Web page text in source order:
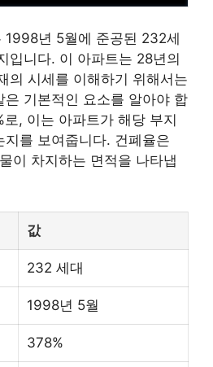
1998년 5월에 준공된 232세
입니다. 이 아파트는 28년의
의 시세를 이해하기 위해서는
은 기본적인 요소를 알아야 합
, 이는 아파트가 해당 부지
지를 보여줍니다. 건폐율은
이 차지하는 면적을 나타냅
값
232 세대
1998년 5월
378%